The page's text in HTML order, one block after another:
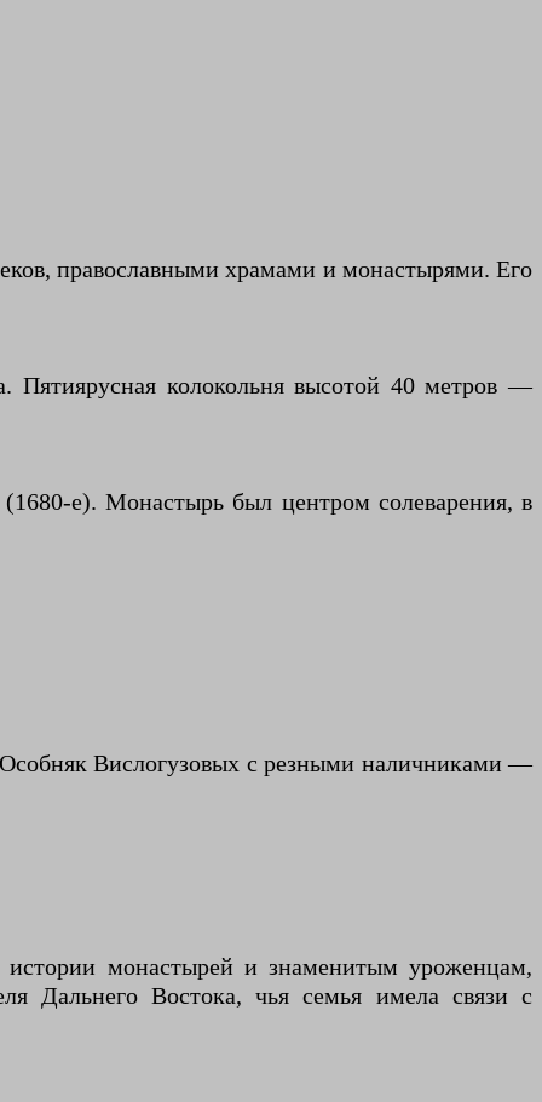
православными храмами и монастырями. Его
Пятиярусная колокольня высотой 40 метров —
е). Монастырь был центром солеварения, в
Вислогузовых с резными наличниками —
монастырей и знаменитым уроженцам,
Дальнего Востока, чья семья имела связи с